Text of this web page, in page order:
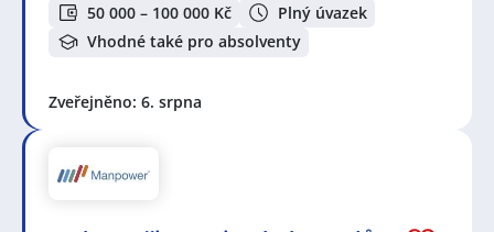
50 000 – 100 000 Kč
Plný úvazek
Vhodné také pro absolventy
Zveřejněno: 6. srpna